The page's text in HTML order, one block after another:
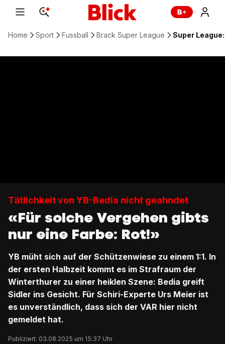
Home Sport Fussball Brack Super League Super
Tätlichkeit von YB-Bedia nicht geahndet
«Für solche Vergehen gibts
nur eine Farbe: Rot!»
YB müht sich auf der Schützenwiese zu einem 1:1. In
der ersten Halbzeit kommt es im Strafraum der
Winterthurer zu einer heiklen Szene: Bedia greift
Sidler ins Gesicht. Für Schiri-Experte Urs Meier ist
es unverständlich, dass sich der VAR hier nicht
gemeldet hat.
Publiziert: 03.08.2025 um 15:37 Uhr